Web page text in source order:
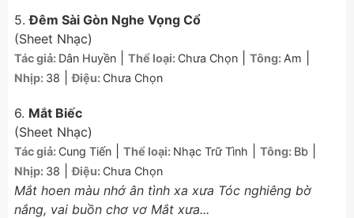
5.Đêm Sài Gòn Nghe Vọng Cổ
(Sheet Nhạc)
Tác giả: Dân Huyền Thể loại: Chưa Chọn Tông: Am
Nhịp: 38 |Điệu: Chưa Chọn
6. Mắt Biếc
(Sheet Nhạc)
Tác giả: Cung Tiến Thể loại: Nhạc Trữ Tình Tông: Bb
Nhịp: 38 |Điệu: Chưa Chọn
Mắt hoen màu nhớ ân tình xa xưa Tóc nghiêng bờ
nắng, vai buồn chơ vơ Mắt xưa...